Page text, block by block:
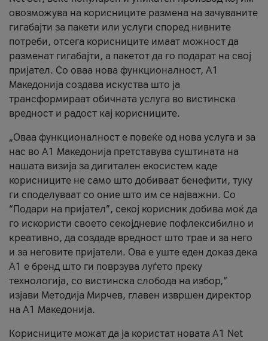
овозможува на корисниците размена на зачуваните
гигабајти за пакети или услуги според нивните
потреби, отсега корисниците имаат можност да
разменат гигабајти, а пакетот да го подарат на свој
пријател. Со оваа нова функционалност, А1
Македонија создава искуства што ја
трансформираат обичната услуга во вистинска
вредност и радост кај корисниците.
„Оваа функционалност е повеќе од нова услуга и за
нас во А1 Македонија претставува суштината на
нашата визија за дигитален екосистем каде
корисниците не само што добиваат бенефити, туку
ги споделуваат со оние што им се најважни. Со
“Подари на пријател”, секој корисник добива моќ да
го искористи своето секојдневие пофлексибилно и
креативно, да создаде вредност што трае и за него
и за неговите пријатели. Ова е уште еден доказ дека
А1 е бренд што ги поврзува луѓето преку
технологија, со вистинска слобода на избор,“
изјави Методија Мирчев, главен извршен директор
на А1 Македонија.
Корисниците можат да ја користат новата А1 Net